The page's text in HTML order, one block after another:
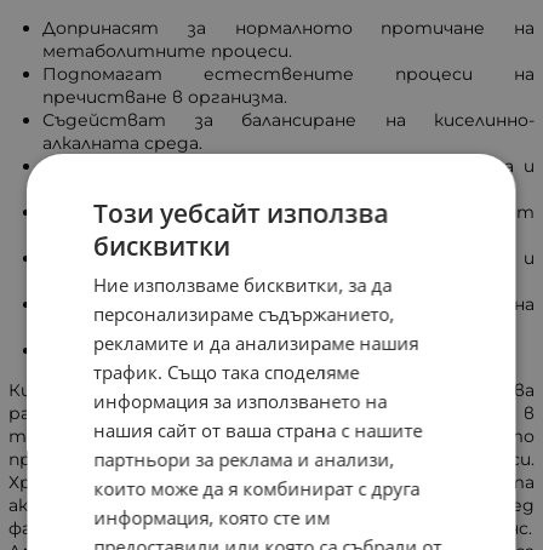
Допринасят за нормалното протичане на
метаболитните процеси.
Подпомагат естествените процеси на
пречистване в организма.
Съдействат за балансиране на киселинно-
алкалната среда.
Подкрепят нормалната функция на мускулната и
Спомагат за защитата на клетките от
действието на свободните радикали.
Подпомагат работата на имунната система и
общия физиологичен баланс.
Насърчават нормалното функциониране на
нервната система.
Поддържат дейността на щитовидната жлеза.
Киселинно-алкалният баланс представлява
равновесието между киселинни и алкални елементи в
тялото. Поддържането му е важно за хармоничното
протичане на различни вътрешни процеси.
Хранителният режим, нивата на стрес, физическата
активност и приемът на течности са сред
факторите, които оказват влияние върху този баланс.
Този уебсайт използва
бисквитки
Ние използваме бисквитки, за да
персонализираме съдържанието,
рекламите и да анализираме нашия
трафик. Също така споделяме
информация за използването на
нашия сайт от ваша страна с нашите
партньори за реклама и анализи,
които може да я комбинират с друга
информация, която сте им